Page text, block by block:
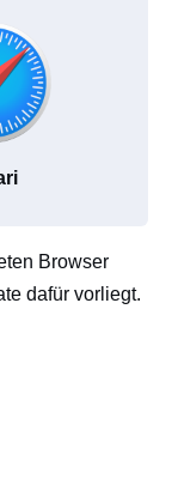
Browser
dafür vorliegt.